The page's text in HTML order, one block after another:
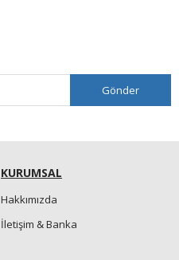
Gönder
KURUMSAL
Hakkımızda
İletişim & Banka